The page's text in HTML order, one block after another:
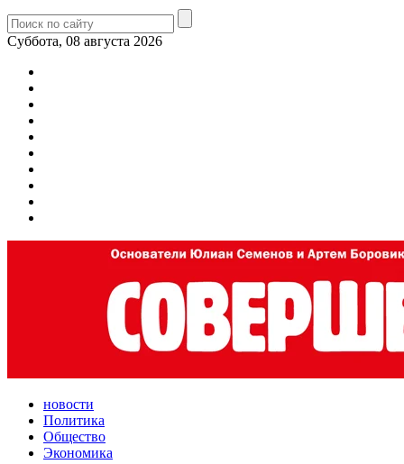
Суббота, 08 августа 2026
новости
Политика
Общество
Экономика